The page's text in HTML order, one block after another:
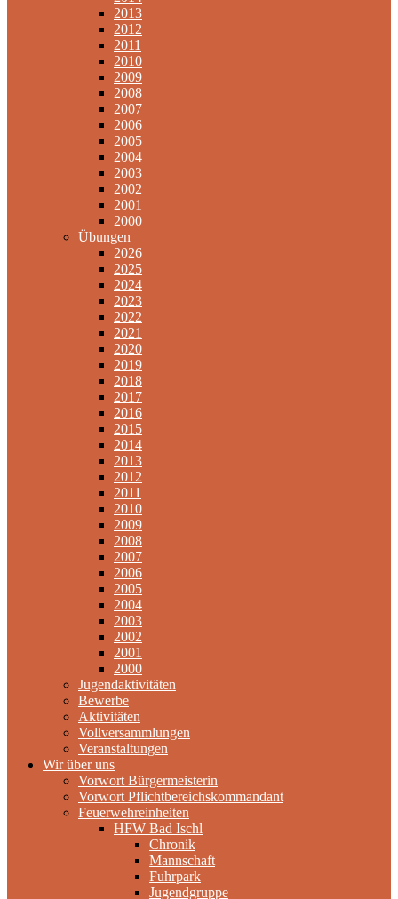
2013
2012
2011
2010
2009
2008
2007
2006
2005
2004
2003
2002
2001
2000
Übungen
2026
2025
2024
2023
2022
2021
2020
2019
2018
2017
2016
2015
2014
2013
2012
2011
2010
2009
2008
2007
2006
2005
2004
2003
2002
2001
2000
Jugendaktivitäten
Bewerbe
Aktivitäten
Vollversammlungen
Veranstaltungen
Wir über uns
Vorwort Bürgermeisterin
Vorwort Pflichtbereichskommandant
Feuerwehreinheiten
HFW Bad Ischl
Chronik
Mannschaft
Fuhrpark
Jugendgruppe